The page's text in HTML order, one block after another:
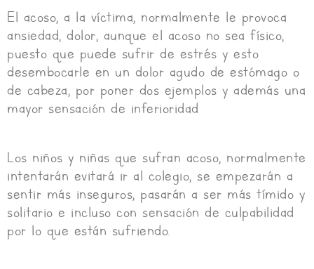
El acoso, a la víctima, normalmente le provoca
ansiedad, dolor, aunque el acoso no sea físico,
puesto que puede sufrir de estrés y esto
desembocarle en un dolor agudo de estómago o
de cabeza, por poner dos ejemplos y además una
mayor sensación de inferioridad
Los niños y niñas que sufran acoso, normalmente
intentarán evitará ir al colegio, se empezarán a
sentir más inseguros, pasarán a ser más tímido y
solitario e incluso con sensación de culpabilidad
por lo que están sufriendo.